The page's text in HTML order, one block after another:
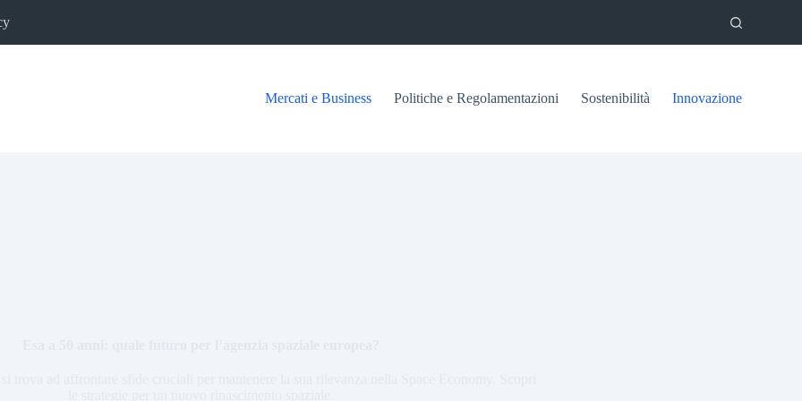
Mercati e Business Politiche e Regolamentazioni Sostenibilità Innovazione